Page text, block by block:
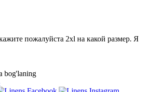
пожалуйста 2xl на какой размер. Я
bog'laning